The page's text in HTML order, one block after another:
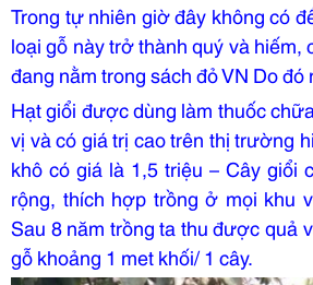
Trong tự nhiên giờ đây không có
loại gỗ này trở thành quý và hiếm,
đang nằm trong sách đỏ VN Do đó
Hạt giổi được dùng làm thuốc
vị và có giá trị cao trên thị trường
khô có giá là 1,5 triệu – Cây giổi
rộng, thích hợp trồng ở mọi khu
Sau 8 năm trồng ta thu được quả
gỗ khoảng 1 met khối/ 1 cây.